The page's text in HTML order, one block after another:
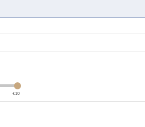
€10